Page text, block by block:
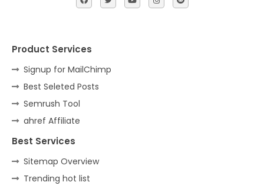
Product Services
Signup for MailChimp
Best Seleted Posts
Semrush Tool
ahref Affiliate
Best Services
Sitemap Overview
Trending hot list